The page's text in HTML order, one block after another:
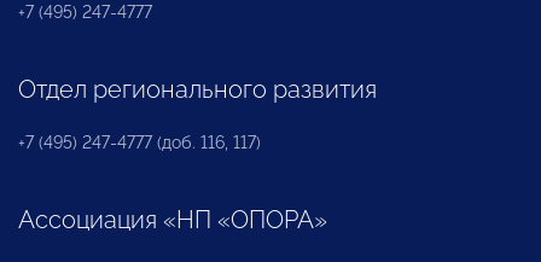
+7 (495) 247-4777
Отдел регионального развития
+7 (495) 247-4777 (доб. 116, 117)
Ассоциация «НП «ОПОРА»